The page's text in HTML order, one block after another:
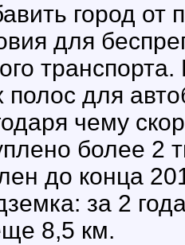
город от
для
для
чему
более 2
до конца
за 2
8,5 км.